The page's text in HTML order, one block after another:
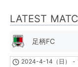
LATEST
足柄FC
2024-4-14（日） -